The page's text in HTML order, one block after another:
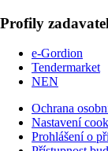
Profily
e-Gordion
Tendermarket
NEN
Ochrana
Nastavení
Prohlášení o